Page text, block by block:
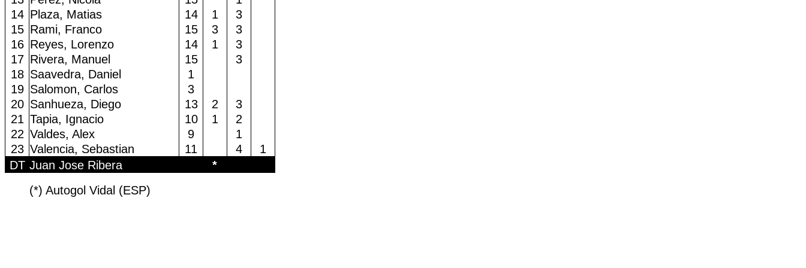
14 Plaza, Matias 14 1
3
15 Rami, Franco 15 3
3
16 Reyes, Lorenzo 14 1
3
17 Rivera, Manuel 15
3
18 Saavedra, Daniel
1
19 Salomon, Carlos
3
20 Sanhueza, Diego 13 2
3
21 Tapia, Ignacio 10 1
2
22 Valdes, Alex 9
1
23 Valencia, Sebastian 11 4
1
DT Juan Jose Ribera
*
(*) Autogol Vidal (ESP)